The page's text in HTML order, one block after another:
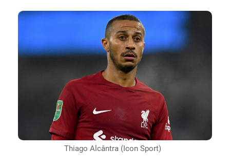
Thiago Alcântra (Icon Sport)